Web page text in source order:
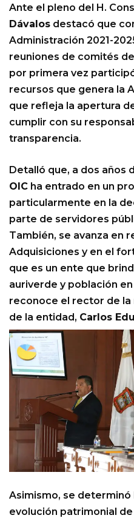
Ante el pleno del H.
Dávalos destacó que
Administración 2021-
reuniones de comités
por primera vez
recursos que genera la
que refleja la apertura
cumplir con su
transparencia.
Detalló que, a dos años
OIC ha entrado en un
particularmente en la
parte de servidores
También, se avanza en
Adquisiciones y en el
que es un ente que
auriverde y población
reconoce el rector de la
de la entidad, Carlos
Asimismo, se determinó
evolución patrimonial